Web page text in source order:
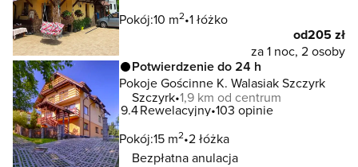
Pokój:10 m2 1 łóżko
od205 zł
za 1 noc, 2 osoby
Potwierdzenie do 24 h
Pokoje Gościnne K. Walasiak Szczyrk
Szczyrk 1,9 km od centrum
9.4Rewelacyjny 103 opinie
Pokój:15 m2 2 łóżka
Bezpłatna anulacja